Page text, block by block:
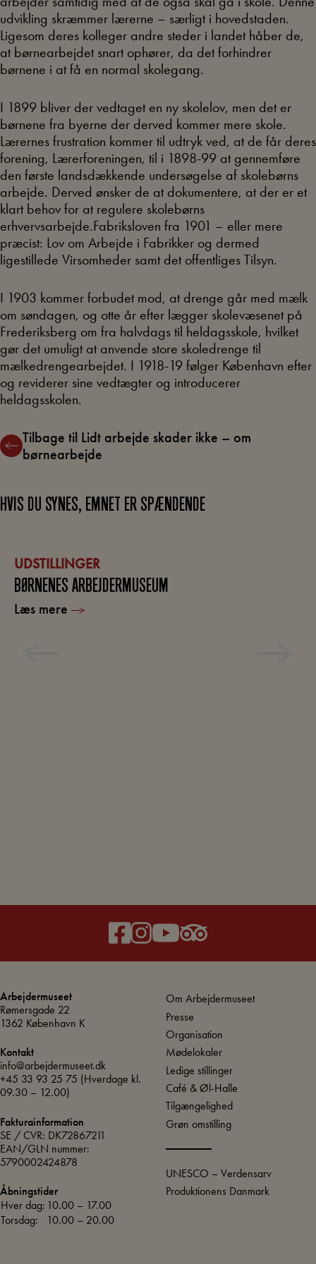
udvikling skræmmer lærerne – særligt i hovedstaden.
Ligesom deres kolleger andre steder i landet håber de,
at børnearbejdet snart ophører, da det forhindrer
børnene i at få en normal skolegang.
I 1899 bliver der vedtaget en ny skolelov, men det er
børnene fra byerne der derved kommer mere skole.
Lærernes frustration kommer til udtryk ved, at de får deres
forening, Lærerforeningen, til i 1898-99 at gennemføre
den første landsdækkende undersøgelse af skolebørns
arbejde. Derved ønsker de at dokumentere, at der er et
klart behov for at regulere skolebørns
erhvervsarbejde.Fabriksloven fra 1901 – eller mere
præcist: Lov om Arbejde i Fabrikker og dermed
ligestillede Virsomheder samt det offentliges Tilsyn.
I 1903 kommer forbudet mod, at drenge går med mælk
om søndagen, og otte år efter lægger skolevæsenet på
Frederiksberg om fra halvdags til heldagsskole, hvilket
gør det umuligt at anvende store skoledrenge til
mælkedrengearbejdet. I 1918-19 følger København efter
og reviderer sine vedtægter og introducerer
heldagsskolen.
Tilbage til Lidt arbejde skader ikke – om
børnearbejde
HVIS DU SYNES, EMNET ER SPÆNDENDE
UDSTILLINGER
BØRNENES ARBEJDERMUSEUM
Læs mere
Arbejdermuseet
Rømersgade 22
1362 København K
Kontakt
info@arbejdermuseet.dk
+45 33 93 25 75 (Hverdage kl.
09.30 – 12.00)
Fakturainformation
SE / CVR: DK72867211
EAN/GLN nummer:
5790002424878
Åbningstider
Hver dag: 10.00 – 17.00
Torsdag:
10.00 – 20.00
Om Arbejdermuseet
Presse
Organisation
Mødelokaler
Ledige stillinger
Café & Øl-Halle
Tilgængelighed
Grøn omstilling
UNESCO – Verdensarv
Produktionens Danmark